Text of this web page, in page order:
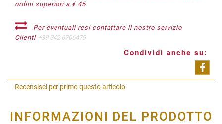
ordini superiori a € 45
Per eventuali resi contattare il nostro servizio
Clienti +39 342 6706479
Condividi anche su:
Recensisci per primo questo articolo
INFORMAZIONI DEL PRODOTTO